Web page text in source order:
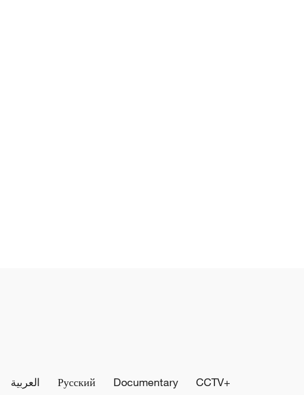
العربية Русский Documentary CCTV+